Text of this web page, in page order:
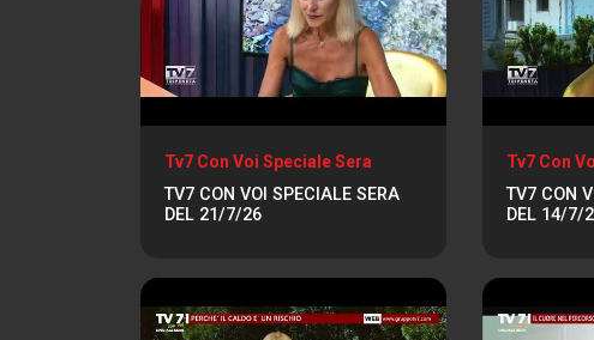
Tv7 Con Voi Speciale Sera
TV7 CON VOI SPECIALE SERA
DEL 21/7/26
Tv7 Con
TV7 CON
DEL 14/7/